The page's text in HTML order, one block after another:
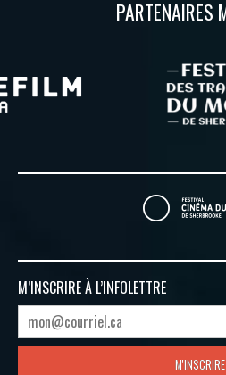
PARTENAIRES
M’INSCRIRE À L’INFOLETTRE
M'INSCRIRE